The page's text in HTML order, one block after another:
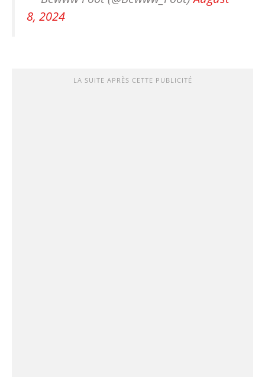
8, 2024
LA SUITE APRÈS CETTE PUBLICITÉ